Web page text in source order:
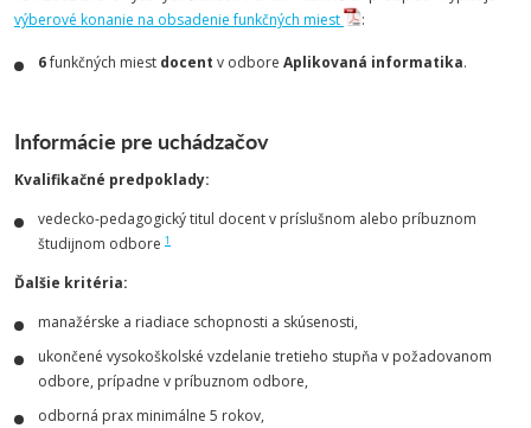
výberové konanie na obsadenie funkčných miest
:
6funkčných miest docent v odbore Aplikovaná informatika.
Informácie pre uchádzačov
Kvalifikačné predpoklady:
vedecko-pedagogický titul docent v príslušnom alebo príbuznom
študijnom odbore 1
Ďalšie kritéria:
manažérske a riadiace schopnosti a skúsenosti,
ukončené vysokoškolské vzdelanie tretieho stupňa v požadovanom
odbore, prípadne v príbuznom odbore,
odborná prax minimálne 5 rokov,